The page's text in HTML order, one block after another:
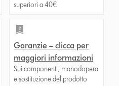
superiori a 40€
Garanzie – clicca per
maggiori informazioni
Sui componenti, manodopera
e sostituzione del prodotto